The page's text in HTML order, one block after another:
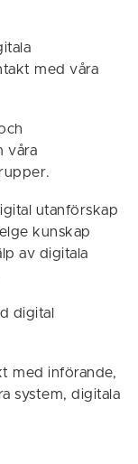
med våra
våra
utanförskap
kunskap
av digitala
digital
med införande,
system, digitala